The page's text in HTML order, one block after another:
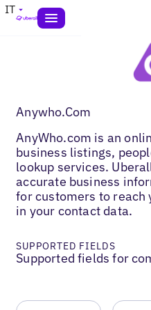
IT
Anywho.Com
AnyWho.com is an
business listings,
lookup services.
accurate business
for customers to
in your contact data.
SUPPORTED FIELDS
Supported fields for